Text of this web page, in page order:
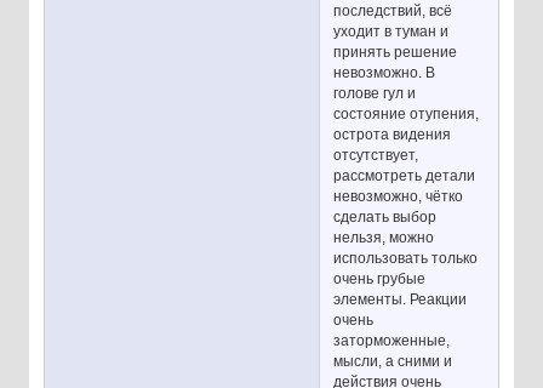
последствий, всё
уходит в туман и
принять решение
невозможно. В
голове гул и
состояние отупения,
острота видения
отсутствует,
рассмотреть детали
невозможно, чётко
сделать выбор
нельзя, можно
использовать только
очень грубые
элементы. Реакции
очень
заторможенные,
мысли, а сними и
действия очень